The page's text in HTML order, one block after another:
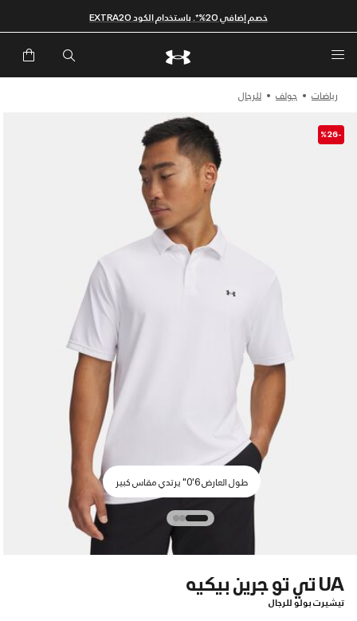
خصم إضافي 20%*. باستخدام الكود EXTRA20
رياضات جولف للرجال
-%26
طول العارض 6'0" يرتدي مقاس كبير
UA تي تو جرين بيكيه
تيشيرت بولو للرجال